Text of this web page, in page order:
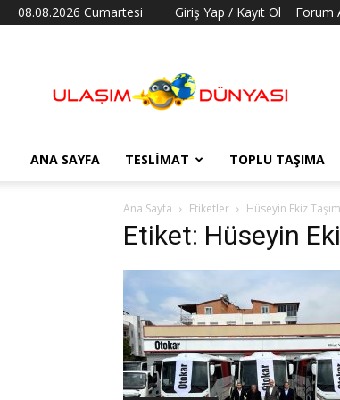
08.08.2026 Cumartesi Giriş Yap / Kayıt Ol Forum
Dünyası
ANA SAYFA TESLIMAT TOPLU TAŞIMA
Ana Sayfa Etiketler Hüseyin Ekiz
Etiket: Hüseyin